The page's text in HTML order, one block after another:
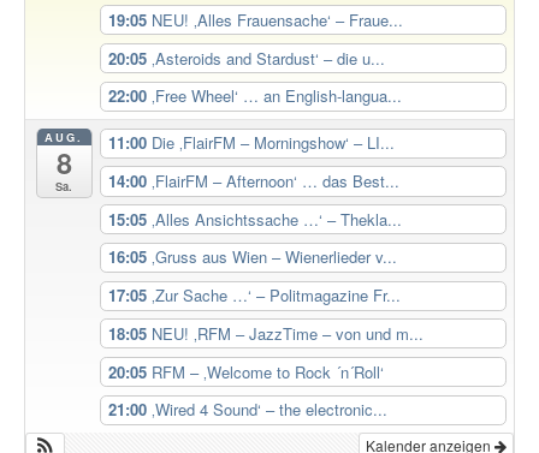
19:05 NEU! ‚Alles Frauensache‘ – Fraue...
20:05 ‚Asteroids and Stardust‘ – die u...
22:00 ‚Free Wheel‘ … an English-langua...
AUG.
8
Sa.
11:00 Die ‚FlairFM – Morningshow‘ – LI...
14:00 ‚FlairFM – Afternoon‘ … das Best...
15:05 ‚Alles Ansichtssache …‘ – Thekla...
16:05 ‚Gruss aus Wien – Wienerlieder v...
17:05 ‚Zur Sache …‘ – Politmagazine Fr...
18:05 NEU! ‚RFM – JazzTime – von und m...
20:05 RFM – ‚Welcome to Rock ´n´Roll‘
21:00 ‚Wired 4 Sound‘ – the electronic...
Kalender anzeigen